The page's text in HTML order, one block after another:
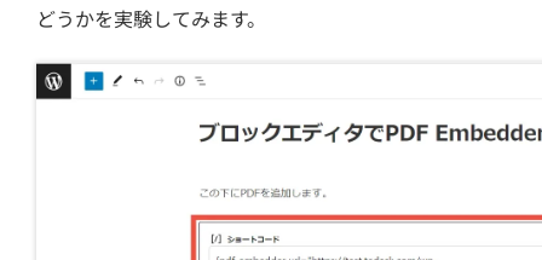
どうかを実験してみます。